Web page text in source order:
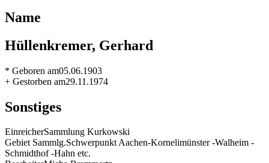
Name
Hüllenkremer, Gerhard
* Geboren am05.06.1903
+ Gestorben am29.11.1974
Sonstiges
EinreicherSammlung Kurkowski
Gebiet Sammlg.Schwerpunkt Aachen-Kornelimünster -Walheim -
Schmidthof -Hahn etc.